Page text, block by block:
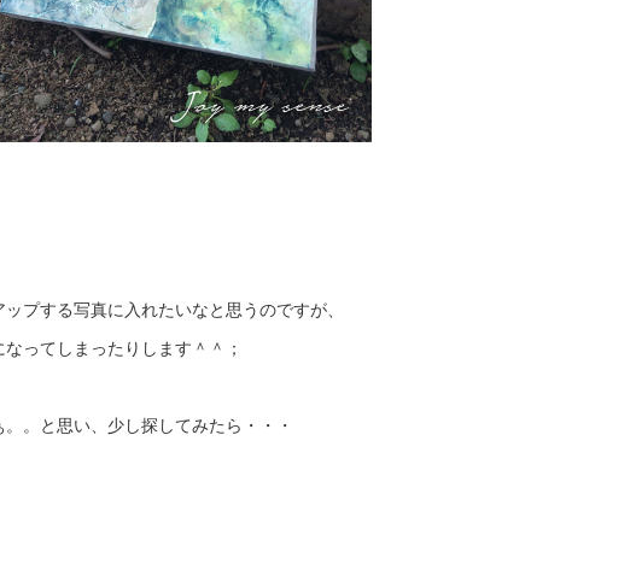
プする写真に入れたいなと思うのですが、
ってしまったりします＾＾；
。と思い、少し探してみたら・・・